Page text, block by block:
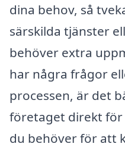
dina behov, så
särskilda tjänster
behöver extra
har några frågor
processen, är det
företaget direkt
du behöver för att